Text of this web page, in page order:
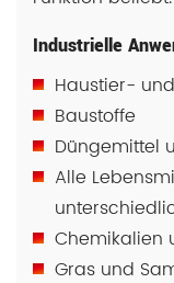
Industrielle
Haustier-
Baustoffe
Düngemittel
Alle
Chemikalien
Gras und